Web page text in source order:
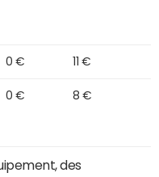
0 € 11 €
0 € 8 €
des